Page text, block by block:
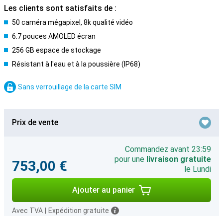
Les clients sont satisfaits de :
50 caméra mégapixel, 8k qualité vidéo
6.7 pouces AMOLED écran
256 GB espace de stockage
Résistant à l'eau et à la poussière (IP68)
Sans verrouillage de la carte SIM
Prix de vente
753,00 €
Commandez avant 23:59
pour une livraison gratuite
le Lundi
Ajouter au panier
Avec TVA Expédition gratuite